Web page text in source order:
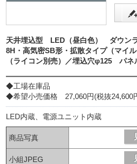
天井埋込型 LED（昼白色） ダウン
8H・高気密SB形・拡散タイプ（マイ
（ライコン別売）／埋込穴φ125 パネ
◆工場在庫品
◆希望小売価格 27,060円(税抜24,600
LED内蔵、電源ユニット内蔵
商品写真
小組JPEG